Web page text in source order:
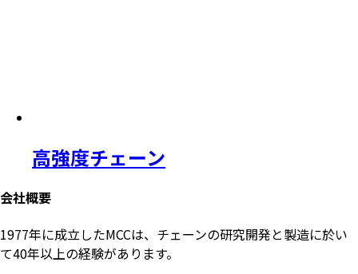
高強度チェーン
会社概要
1977年に成立したMCCは、チェーンの研究開発と製造に於い
て40年以上の経験があります。